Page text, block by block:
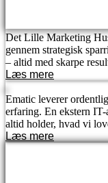
Det Lille Marketing
gennem strategisk
– altid med skarpe
Læs mere
Ematic leverer
erfaring. En ekstern
altid holder, hvad vi
Læs mere